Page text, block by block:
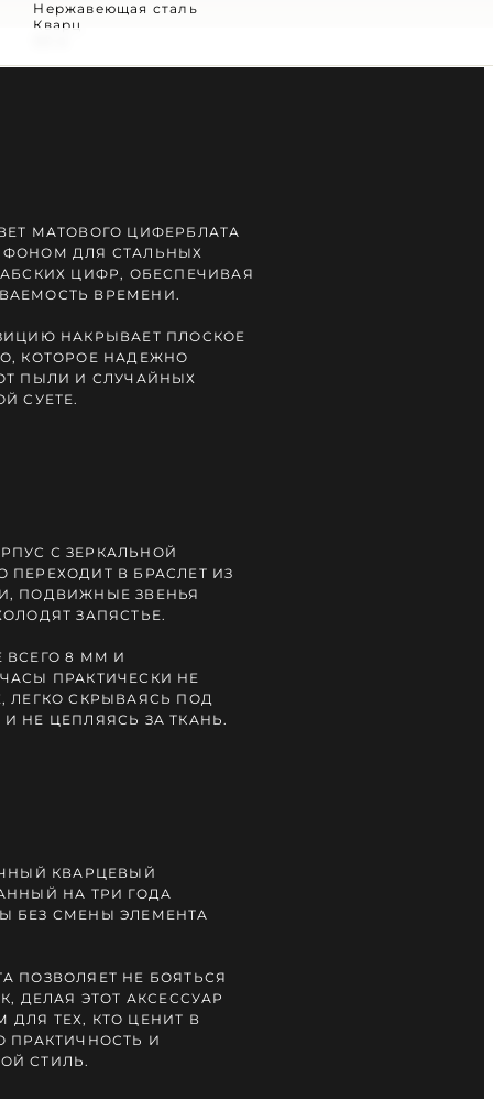
Нержавеющая сталь
Кварц
МАТОВОГО ЦИФЕРБЛАТА
ДЛЯ СТАЛЬНЫХ
ЦИФР, ОБЕСПЕЧИВАЯ
ВРЕМЕНИ.
НАКРЫВАЕТ ПЛОСКОЕ
КОТОРОЕ НАДЕЖНО
ПЫЛИ И СЛУЧАЙНЫХ
СУЕТЕ.
С ЗЕРКАЛЬНОЙ
В БРАСЛЕТ ИЗ
ПОДВИЖНЫЕ ЗВЕНЬЯ
ЗАПЯСТЬЕ.
ВСЕГО 8 ММ И
ПРАКТИЧЕСКИ НЕ
ЛЕГКО СКРЫВАЯСЬ ПОД
НЕ ЦЕПЛЯЯСЬ ЗА ТКАНЬ.
КВАРЦЕВЫЙ
НА ТРИ ГОДА
БЕЗ СМЕНЫ ЭЛЕМЕНТА
ПОЗВОЛЯЕТ НЕ БОЯТЬСЯ
ДЕЛАЯ ЭТОТ АКСЕССУАР
ТЕХ, КТО ЦЕНИТ В
ПРАКТИЧНОСТЬ И
СТИЛЬ.